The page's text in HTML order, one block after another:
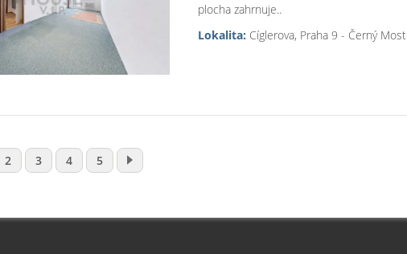
plocha zahrnuje..
Lokalita: Cíglerova, Praha 9 - Černý Most
2 3 4 5